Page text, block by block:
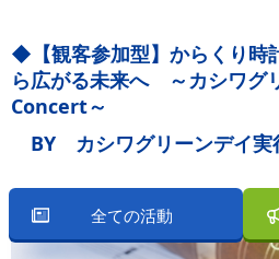
全ての活動
◆【観客参加型】からくり時
ら広がる未来へ ～カシワグ
Concert～
BY カシワグリーンデイ実